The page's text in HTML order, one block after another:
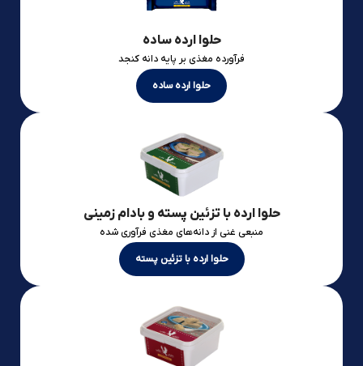
حلوا ارده ساده
فرآورده مغذی بر پایه دانه کنجد
حلوا ارده ساده
حلوا ارده با تزئین پسته و بادام زمینی
منبعی غنی از دانه‌های مغذی فرآوری شده
حلوا ارده با تزئین پسته